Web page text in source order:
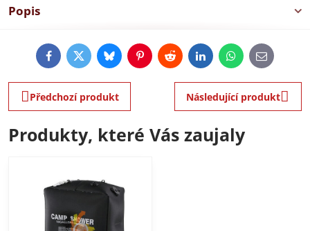
Popis
FacebookTwitterBlueskyPinterestRedditLinkedInWhatsApp
E-
mail
Předchozí produkt Následující produkt
Produkty, které Vás zaujaly